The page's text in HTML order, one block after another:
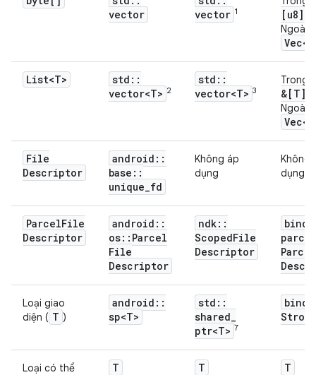
vector
vector 1 [u8]
Ngoài:
List<T> std ::
vector<T> 2
std ::
vector<T> 3
Trong:
&[T]
Ngoài:
File
Descriptor
android ::
base ::
unique_fd
Không áp
dụng
Không
dụng
ParcelFile
Descriptor
android ::
os:: Parcel
File
Descriptor
ndk::
ScopedFile
Descriptor
parcel
Parcel
Loại giao
diện ( T )
android ::
sp<T>
std ::
shared_
ptr<T> 7
Loại có thể
T T T